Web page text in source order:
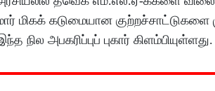
மிகக் கடுமையான குற்றச்சாட்டுகளை
அபகரிப்புப் புகார் கிளம்பியுள்ளது.